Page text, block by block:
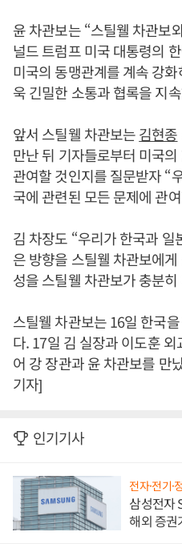
윤 차관보는 “스틸웰 차관보
널드 트럼프 미국 대통령의
미국의 동맹관계를 계속 강
욱 긴밀한 소통과 협록을 지
앞서 스틸웰 차관보는김현종
만난 뒤 기자들로부터 미국
관여할 것인지를 질문받자 “
국에 관련된 모든 문제에 관
김 차장도 “우리가 한국과
은 방향을 스틸웰 차관보에
성을 스틸웰 차관보가 충분
스틸웰 차관보는 16일 한국
다. 17일 김 실장과 이도훈
어 강 장관과 윤 차관보를 만
기자]
인기기사
전자·전기·
삼성전자
해외 증권